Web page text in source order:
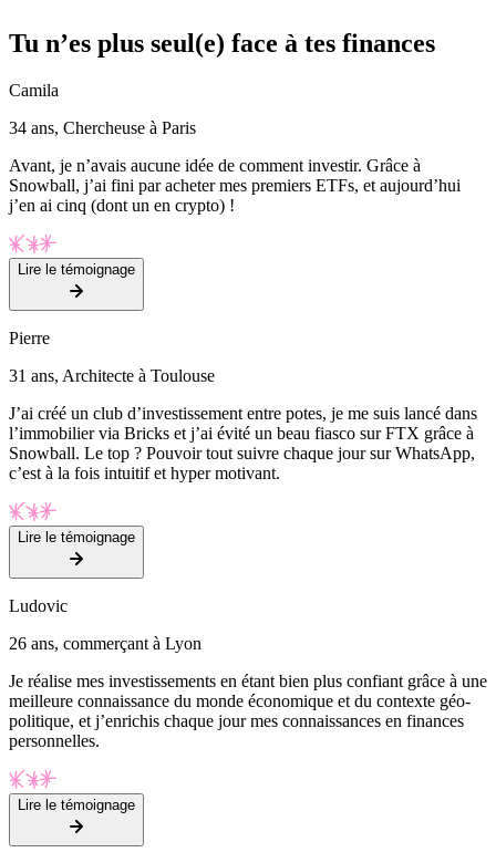
Tu n’es plus seul(e) face à tes finances
Camila
34 ans, Chercheuse à Paris
Avant, je n’avais aucune idée de comment investir. Grâce à
Snowball, j’ai fini par acheter mes premiers ETFs, et aujourd’hui
j’en ai cinq (dont un en crypto) !
Lire le témoignage
Pierre
31 ans, Architecte à Toulouse
J’ai créé un club d’investissement entre potes, je me suis lancé dans
l’immobilier via Bricks et j’ai évité un beau fiasco sur FTX grâce à
Snowball. Le top ? Pouvoir tout suivre chaque jour sur WhatsApp,
c’est à la fois intuitif et hyper motivant.
Lire le témoignage
Ludovic
26 ans, commerçant à Lyon
Je réalise mes investissements en étant bien plus confiant grâce à une
meilleure connaissance du monde économique et du contexte géo-
politique, et j’enrichis chaque jour mes connaissances en finances
personnelles.
Lire le témoignage